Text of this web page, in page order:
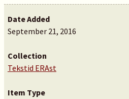
Date Added
September 21, 2016
Collection
Tekstid ERAst
Item Type